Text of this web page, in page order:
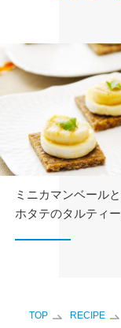
ミニカマンベール
ホタテのタルティ
TOP RECIPE